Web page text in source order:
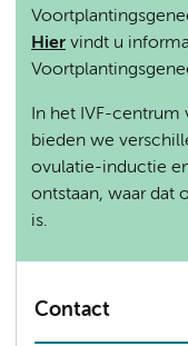
Hier vindt u
In het IVF-
bieden we
ovulatie-inductie
ontstaan, waar dat
is.
Contact